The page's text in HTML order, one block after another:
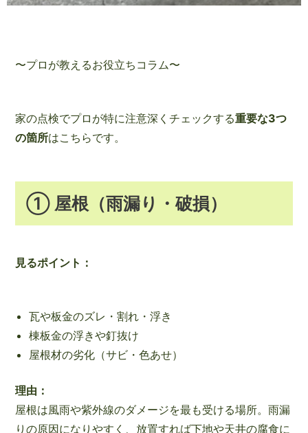
〜プロが教えるお役立ちコラム〜
家の点検でプロが特に注意深くチェックする重要な3つ
の箇所はこちらです。
① 屋根（雨漏り・破損）
見るポイント：
瓦や板金のズレ・割れ・浮き
棟板金の浮きや釘抜け
屋根材の劣化（サビ・色あせ）
理由：
屋根は風雨や紫外線のダメージを最も受ける場所。雨漏
りの原因になりやすく、放置すれば下地や天井の腐食に